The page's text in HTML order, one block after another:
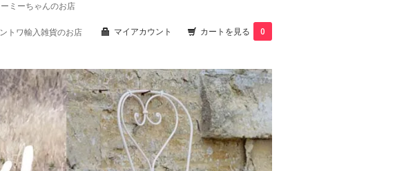
ミーちゃんのお店
マイアカウント カートを見る 0
トワ輸入雑貨のお店